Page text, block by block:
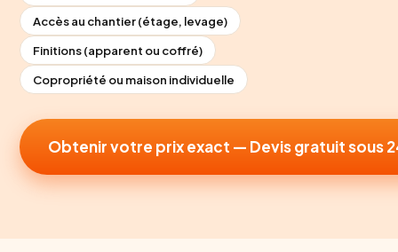
Accès au chantier (étage, levage)
Finitions (apparent ou coffré)
Copropriété ou maison individuelle
Obtenir votre prix exact — Devis gratuit sous